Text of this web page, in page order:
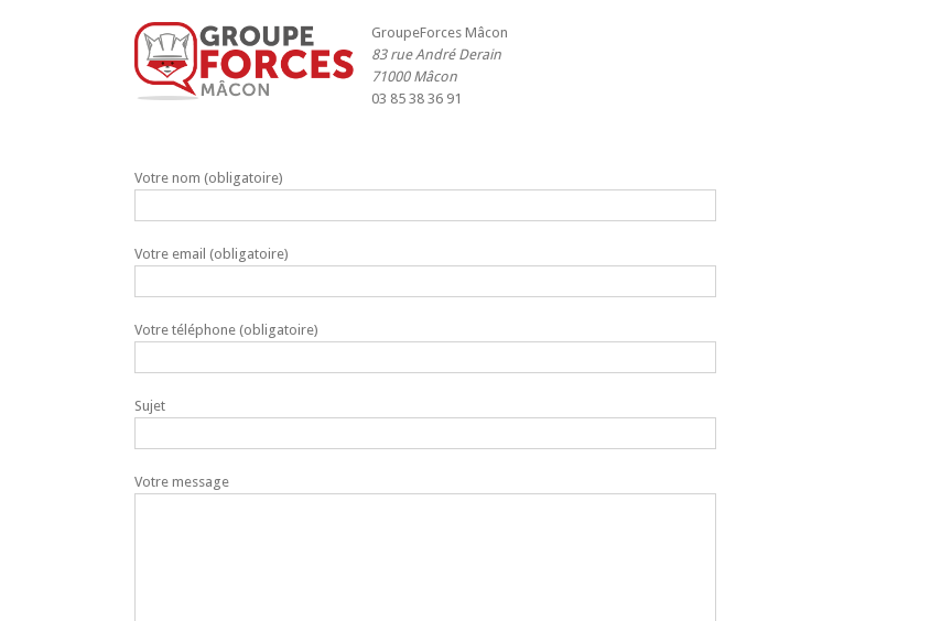
GroupeForces Mâcon
83 rue André Derain
71000 Mâcon
03 85 38 36 91
Votre nom (obligatoire)
Votre email (obligatoire)
Votre téléphone (obligatoire)
Sujet
Votre message